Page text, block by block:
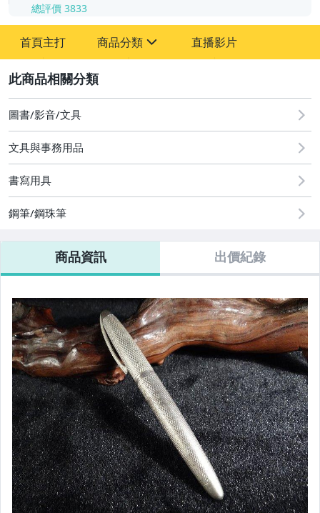
-
總評價 3833
首頁主打 商品分類
其它
直播影片
圖書/影音/文具
文具與事務用品
書寫用具
鋼筆/鋼珠筆
商品資訊 出價紀錄